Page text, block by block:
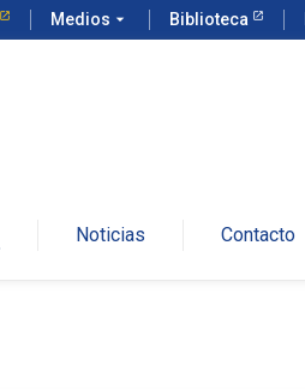
Medios arrow_drop_down Biblioteca
Noticias Contacto